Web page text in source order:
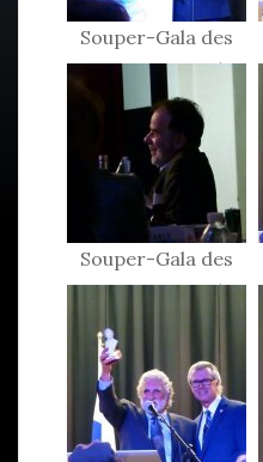
Souper-Gala des
Patriotes 2015
Souper-Gala des
Patriotes 2015